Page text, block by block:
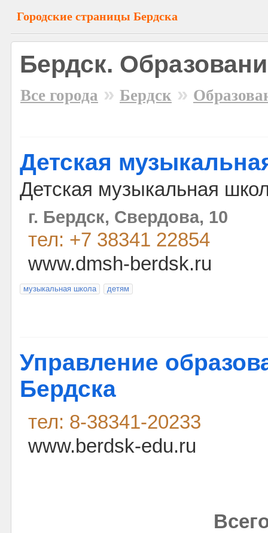
Городские страницы Бердска
Бердск.
Все города » Бердск »
Детская
Детская музыкальная
г. Бердск, Свердова, 10
тел: +7 38341 22854
www.dmsh-berdsk.ru
музыкальная школа детям
Управление
Бердска
тел: 8-38341-20233
www.berdsk-edu.ru